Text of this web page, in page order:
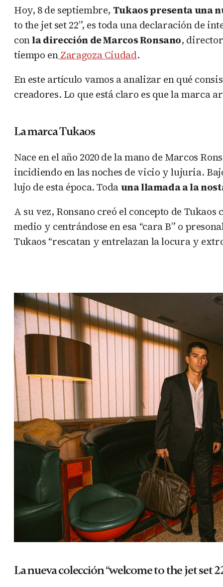
Hoy, 8 de septiembre, Tukaos presenta una
to the jet set 22”, es toda una declaración de
conla dirección de Marcos Ronsano,
tiempo enZaragoza Ciudad.
En este artículo vamos a analizar en qué
creadores. Lo que está claro es que la marca
La marca Tukaos
Nace en el año 2020 de la mano de Marcos
incidiendo en las noches de vicio y lujuria.
lujo de esta época. Todauna llamada a la
A su vez, Ronsano creó el concepto de
medio y centrándose en esa “cara B” o
Tukaos “rescatan y entrelazan la locura y
La nueva colección “welcome to the jet set